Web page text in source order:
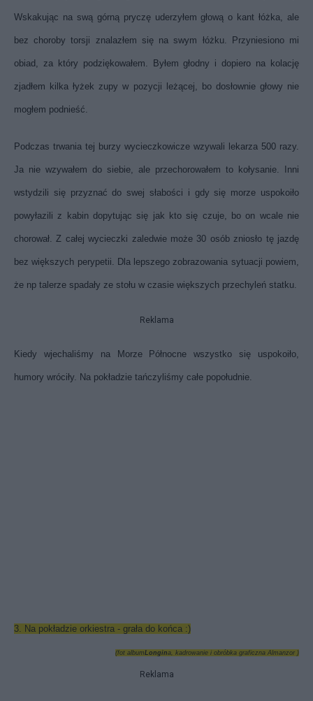
Wskakując na swą górną pryczę uderzyłem głową o kant łóżka, ale
bez choroby torsji znalazłem się na swym łóżku. Przyniesiono mi
obiad, za który podziękowałem. Byłem głodny i dopiero na kolację
zjadłem kilka łyżek zupy w pozycji leżącej, bo dosłownie głowy nie
mogłem podnieść.
Podczas trwania tej burzy wycieczkowicze wzywali lekarza 500 razy.
Ja nie wzywałem do siebie, ale przechorowałem to kołysanie. Inni
wstydzili się przyznać do swej słabości i gdy się morze uspokoiło
powyłazili z kabin dopytując się jak kto się czuje, bo on wcale nie
chorował. Z całej wycieczki zaledwie może 30 osób zniosło tę jazdę
bez większych perypetii. Dla lepszego zobrazowania sytuacji powiem,
że np talerze spadały ze stołu w czasie większych przechyleń statku.
Reklama
Kiedy wjechaliśmy na Morze Północne wszystko się uspokoiło,
humory wróciły. Na pokładzie tańczyliśmy całe popołudnie.
3. Na pokładzie orkiestra - grała do końca :)
(fot albumLongina, kadrowanie i obróbka graficzna Almanzor )
Reklama